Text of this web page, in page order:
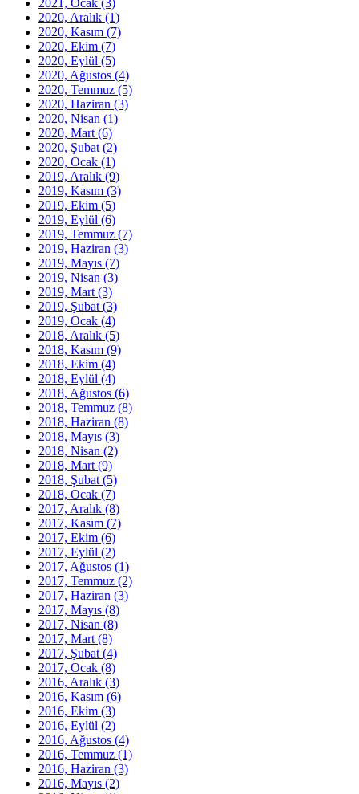
2021, Ocak (3)
2020, Aralık (1)
2020, Kasım (7)
2020, Ekim (7)
2020, Eylül (5)
2020, Ağustos (4)
2020, Temmuz (5)
2020, Haziran (3)
2020, Nisan (1)
2020, Mart (6)
2020, Şubat (2)
2020, Ocak (1)
2019, Aralık (9)
2019, Kasım (3)
2019, Ekim (5)
2019, Eylül (6)
2019, Temmuz (7)
2019, Haziran (3)
2019, Mayıs (7)
2019, Nisan (3)
2019, Mart (3)
2019, Şubat (3)
2019, Ocak (4)
2018, Aralık (5)
2018, Kasım (9)
2018, Ekim (4)
2018, Eylül (4)
2018, Ağustos (6)
2018, Temmuz (8)
2018, Haziran (8)
2018, Mayıs (3)
2018, Nisan (2)
2018, Mart (9)
2018, Şubat (5)
2018, Ocak (7)
2017, Aralık (8)
2017, Kasım (7)
2017, Ekim (6)
2017, Eylül (2)
2017, Ağustos (1)
2017, Temmuz (2)
2017, Haziran (3)
2017, Mayıs (8)
2017, Nisan (8)
2017, Mart (8)
2017, Şubat (4)
2017, Ocak (8)
2016, Aralık (3)
2016, Kasım (6)
2016, Ekim (3)
2016, Eylül (2)
2016, Ağustos (4)
2016, Temmuz (1)
2016, Haziran (3)
2016, Mayıs (2)